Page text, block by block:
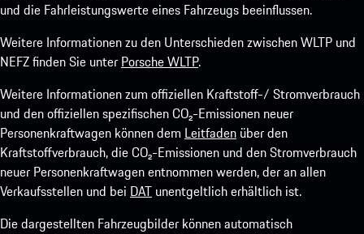
und die Fahrleistungswerte eines Fahrzeugs beeinflussen.
Weitere Informationen zu den Unterschieden zwischen WLTP und
NEFZ finden Sie unter Porsche WLTP.
Weitere Informationen zum offiziellen Kraftstoff-/ Stromverbrauch
und den offiziellen spezifischen CO₂-Emissionen neuer
Personenkraftwagen können dem Leitfaden über den
Kraftstoffverbrauch, die CO₂-Emissionen und den Stromverbrauch
neuer Personenkraftwagen entnommen werden, der an allen
Verkaufsstellen und bei DAT unentgeltlich erhältlich ist.
Die dargestellten Fahrzeugbilder können automatisch